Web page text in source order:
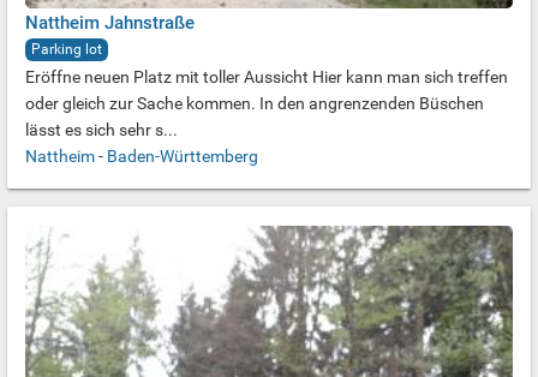
Nattheim Jahnstraße
Parking lot
Eröffne neuen Platz mit toller Aussicht Hier kann man sich treffen
oder gleich zur Sache kommen. In den angrenzenden Büschen
lässt es sich sehr s...
Nattheim- Baden-Württemberg